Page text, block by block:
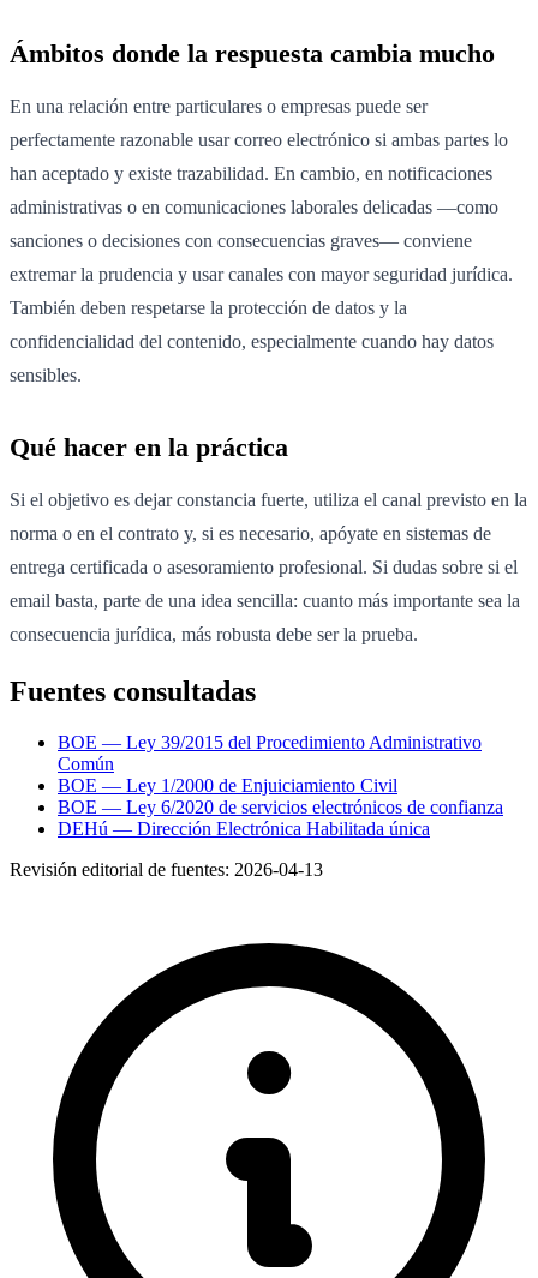
Ámbitos donde la respuesta cambia mucho
En una relación entre particulares o empresas puede ser
perfectamente razonable usar correo electrónico si ambas partes lo
han aceptado y existe trazabilidad. En cambio, en notificaciones
administrativas o en comunicaciones laborales delicadas —como
sanciones o decisiones con consecuencias graves— conviene
extremar la prudencia y usar canales con mayor seguridad jurídica.
También deben respetarse la protección de datos y la
confidencialidad del contenido, especialmente cuando hay datos
sensibles.
Qué hacer en la práctica
Si el objetivo es dejar constancia fuerte, utiliza el canal previsto en la
norma o en el contrato y, si es necesario, apóyate en sistemas de
entrega certificada o asesoramiento profesional. Si dudas sobre si el
email basta, parte de una idea sencilla: cuanto más importante sea la
consecuencia jurídica, más robusta debe ser la prueba.
Fuentes consultadas
BOE — Ley 39/2015 del Procedimiento Administrativo
Común
BOE — Ley 1/2000 de Enjuiciamiento Civil
BOE — Ley 6/2020 de servicios electrónicos de confianza
DEHú — Dirección Electrónica Habilitada única
Revisión editorial de fuentes: 2026-04-13